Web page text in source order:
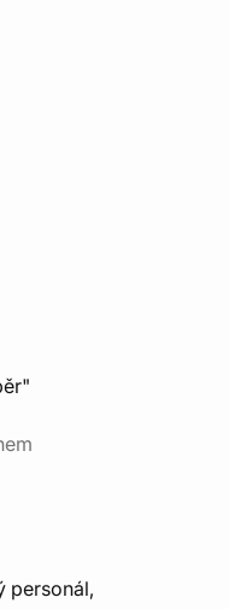
personál,